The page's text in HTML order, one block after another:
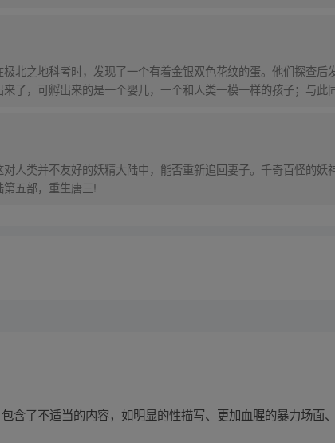
极北之地科考时，发现了一个有着金银双色花纹的蛋。他们探查
了，可孵出来的是一个婴儿，一个和人类一模一样的孩子；与此
对人类并不友好的妖精大陆中，能否重新追回妻子。千奇百怪的
五部，重生唐三!
含了不适当的内容，如明显的性描写、更加血腥的暴力场面